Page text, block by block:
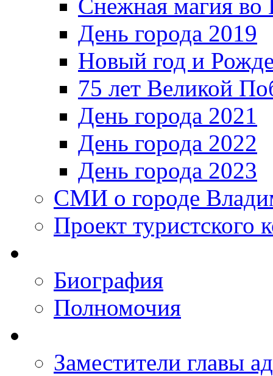
Снежная магия во
День города 2019
Новый год и
75 лет Великой
День города 2021
День города 2022
День города 2023
СМИ о городе
Проект туристского
Биография
Полномочия
Заместители главы